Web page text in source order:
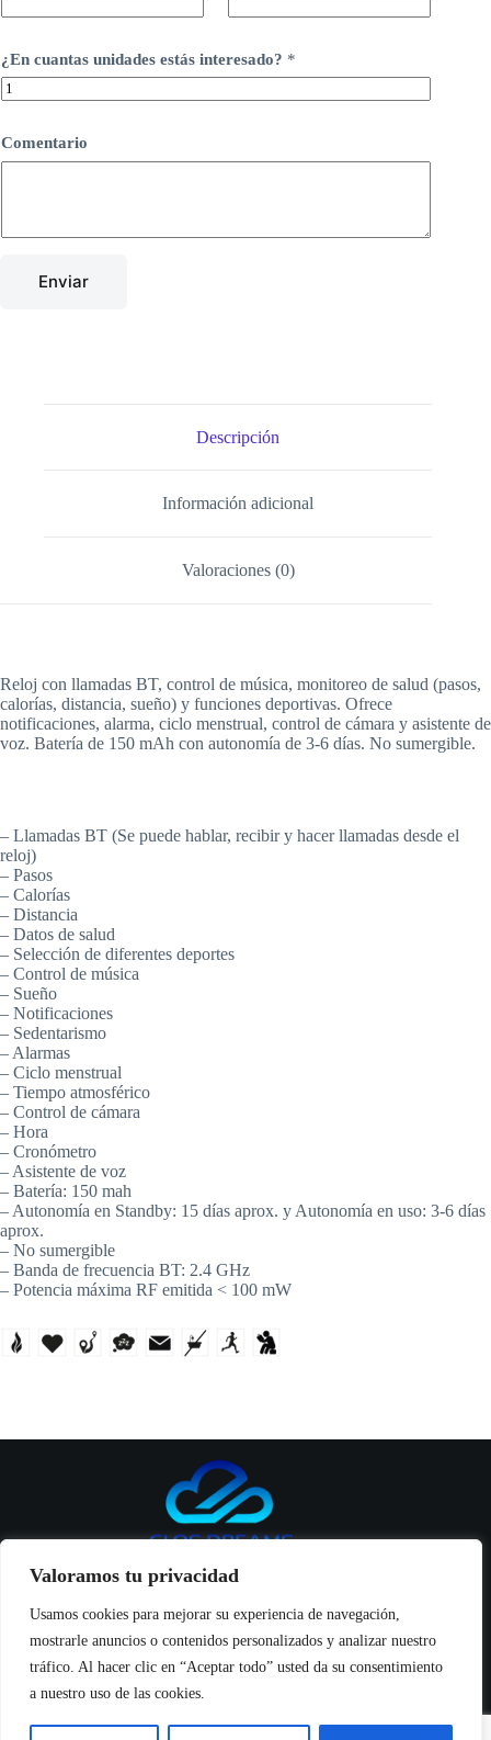
Valoramos tu privacidad
Usamos cookies para mejorar su experiencia de navegación,
mostrarle anuncios o contenidos personalizados y analizar nuestro
tráfico. Al hacer clic en “Aceptar todo” usted da su consentimiento
a nuestro uso de las cookies.
¿En cuantas unidades estás interesado? *
Comentario
Enviar
Descripción
Información adicional
Valoraciones (0)
Reloj con llamadas BT, control de música, monitoreo de salud (pasos,
calorías, distancia, sueño) y funciones deportivas. Ofrece
notificaciones, alarma, ciclo menstrual, control de cámara y asistente de
voz. Batería de 150 mAh con autonomía de 3-6 días. No sumergible.
– Llamadas BT (Se puede hablar, recibir y hacer llamadas desde el
reloj)
– Pasos
– Calorías
– Distancia
– Datos de salud
– Selección de diferentes deportes
– Control de música
– Sueño
– Notificaciones
– Sedentarismo
– Alarmas
– Ciclo menstrual
– Tiempo atmosférico
– Control de cámara
– Hora
– Cronómetro
– Asistente de voz
– Batería: 150 mah
– Autonomía en Standby: 15 días aprox. y Autonomía en uso: 3-6 días
aprox.
– No sumergible
– Banda de frecuencia BT: 2.4 GHz
– Potencia máxima RF emitida < 100 mW
Inicio
Noticias